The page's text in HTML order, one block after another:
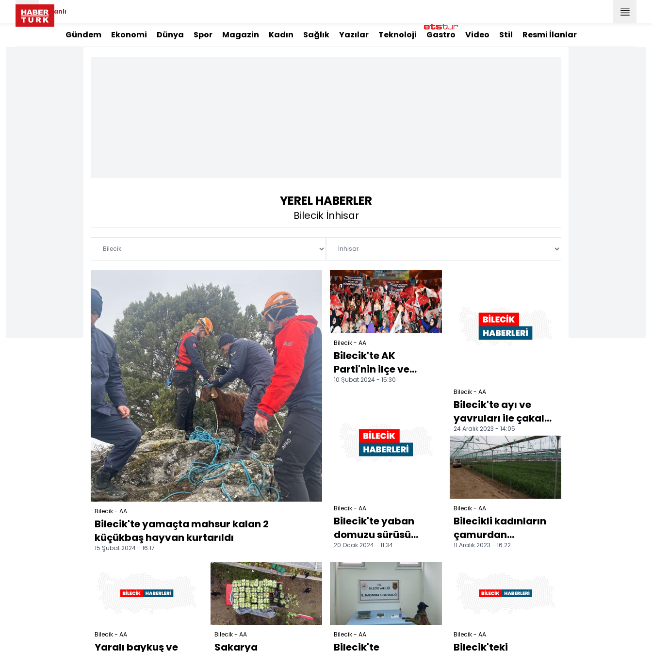
Canlı
Gündem Ekonomi Dünya Spor Magazin Kadın Sağlık Yazılar Teknoloji Gastro Video Stil Resmi İlanlar
YEREL HABERLER
Bilecik İnhisar
Bilecik - AA
Bilecik'te yamaçta mahsur kalan 2
küçükbaş hayvan kurtarıldı
15 Şubat 2024 - 16:17
Bilecik - AA
Bilecik'te AK
Parti'nin ilçe ve
belde belediye
10 Şubat 2024 - 15:30
Bilecik - AA
Bilecik'te yaban
domuzu sürüsü
sitenin bahçesinde
yiyecek aradı
20 Ocak 2024 - 11:34
Bilecik - AA
Bilecik'te ayı ve
yavruları ile çakal
yiyecek ararken
kameralara yansıdı
24 Aralık 2023 - 14:05
Bilecik - AA
Bilecikli kadınların
çamurdan
temizlediği yeşil
11 Aralık 2023 - 16:22
Bilecik - AA
Yaralı baykuş ve
Bilecik - AA
Sakarya
Bilecik - AA
Bilecik'te
Bilecik - AA
Bilecik'teki